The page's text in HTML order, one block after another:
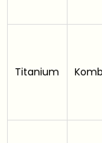
Titanium